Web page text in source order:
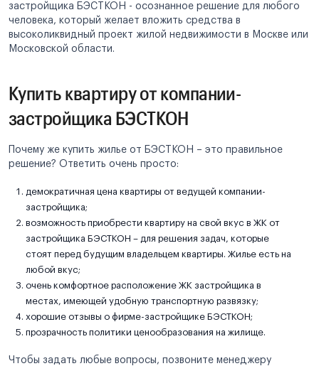
застройщика БЭСТКОН - осознанное решение для любого
человека, который желает вложить средства в
высоколиквидный проект жилой недвижимости в Москве или
Московской области.
Купить квартиру от компании-
застройщика БЭСТКОН
Почему же купить жилье от БЭСТКОН – это правильное
решение? Ответить очень просто:
демократичная цена квартиры от ведущей компании-
застройщика;
возможность приобрести квартиру на свой вкус в ЖК от
застройщика БЭСТКОН – для решения задач, которые
стоят перед будущим владельцем квартиры. Жилье есть на
любой вкус;
очень комфортное расположение ЖК застройщика в
местах, имеющей удобную транспортную развязку;
хорошие отзывы о фирме-застройщике БЭСТКОН;
прозрачность политики ценообразования на жилище.
Чтобы задать любые вопросы, позвоните менеджеру